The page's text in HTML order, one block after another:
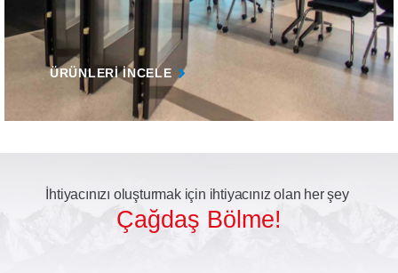
ÜRÜNLERI INCELE
İhtiyacınızı oluşturmak için ihtiyacınız olan her şey
Çağdaş Bölme!